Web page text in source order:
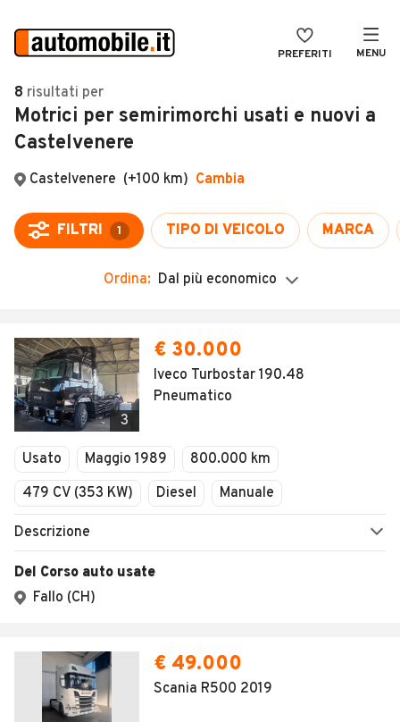
PREFERITI MENU
Auto
Auto usate
Auto Km 0
Auto Nuove
Moto
Camper
Veicoli Commerciali
Concessionari
VENDI
MAGAZINE
ACCEDI
8 risultati per
Motrici per semirimorchi usati e nuovi a
Castelvenere
Castelvenere (+100 km) Cambia
FILTRI 1 TIPO DI VEICOLO MARCA
Ordina: Dal più economico